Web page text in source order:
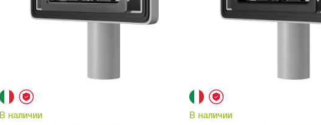
В наличии
В наличии